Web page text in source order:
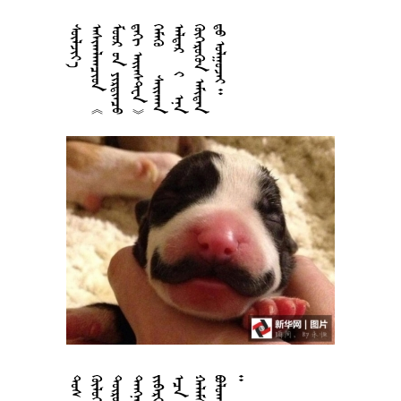
























































































 
